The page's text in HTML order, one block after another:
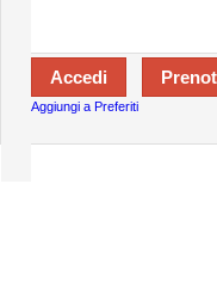
Aggiungi a Preferiti